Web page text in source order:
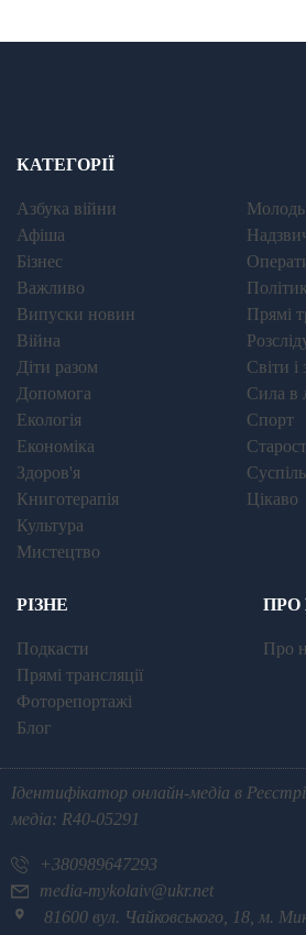
КАТЕГОРІЇ
Азбука війни
Афіша
Бізнес
Важливо
Випуски новин
Війна
Діти разом
Допомога
Екологія
Економіка
Здоров'я
Книготерапія
Культура
Мистецтво
Молодь
Прямі
Світи
Сила в
Спорт
Цікаво
РІЗНЕ
Подкасти
Прямі трансляції
Фоторепортажі
Блог
ПРО
Про
Ідентифікатор онлайн-медіа в
медіа: R40-05291
+380989647293
media-mykolaiv@ukr.net
81600 вул. Чайковського, 18, м.